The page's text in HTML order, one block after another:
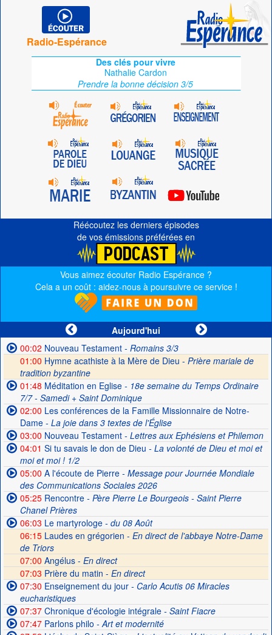
Radio-Espérance
Des clés pour vivre
Nathalie Cardon
Prendre la bonne décision 3/5
Réécoutez les derniers épisodes
de vos émissions préférées en
Vous aimez écouter Radio Espérance ?
Cela a un coût : aidez-nous à poursuivre ce service !
Aujourd'hui
00:02 Nouveau Testament- Romains 3/3
01:00 Hymne acathiste à la Mère de Dieu - Prière mariale de
tradition byzantine
01:48 Méditation en Eglise- 18e semaine du Temps Ordinaire
7/7 - Samedi + Saint Dominique
02:00 Les conférences de la Famille Missionnaire de Notre-
Dame- La joie dans 3 textes de l'Église
03:00 Nouveau Testament- Lettres aux Ephésiens et Philemon
04:01 Si tu savais le don de Dieu - La volonté de Dieu et moi et
moi et moi ! 1/2
05:00 A l'écoute de Pierre- Message pour Journée Mondiale
des Communications Sociales 2026
05:25Rencontre- Père Pierre Le Bourgeois - Saint Pierre
Chanel Prières
06:03 Le martyrologe- du 08 Août
06:15Laudes en grégorien - En direct de l'abbaye Notre-Dame
de Triors
07:00 Angélus - En direct
07:03 Prière du matin - En direct
07:30 Enseignement du jour- Carlo Acutis 06 Miracles
eucharistiques
07:37Chronique d'écologie intégrale- Saint Fiacre
07:47Parlons philo - Art et modernité